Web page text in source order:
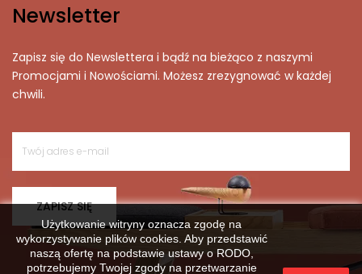
Newsletter
Zapisz się do Newslettera i bądź na bieżąco z naszymi
Promocjami i Nowościami. Możesz zrezygnować w każdej
chwili.
ZAPISZ SIĘ
Użytkowanie witryny oznacza zgodę na
wykorzystywanie plików cookies. Aby przedstawić
naszą ofertę na podstawie ustawy o RODO,
potrzebujemy Twojej zgody na przetwarzanie